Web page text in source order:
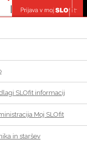
SLOfit informacij
Moj SLOfit
in staršev